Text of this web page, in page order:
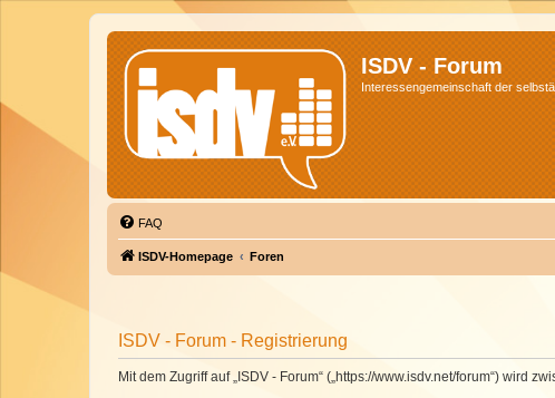
ISDV - Forum
Interessengemeinschaft der
FAQ
ISDV-Homepage Foren
ISDV - Forum - Registrierung
Mit dem Zugriff auf „ISDV - Forum“ („https://www.isdv.net/forum“) wird